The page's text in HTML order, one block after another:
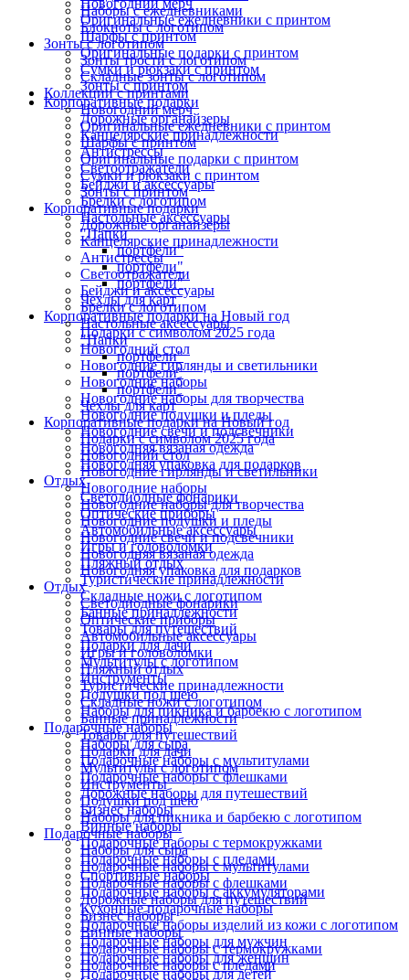
Оригинальные ежедневники с принтом
Шарфы с принтом
Оригинальные подарки с принтом
Сумки и рюкзаки с принтом
Зонты с принтом
Корпоративные подарки
Дорожные органайзеры
Канцелярские принадлежности
Антистрессы
Светоотражатели
Бейджи и аксессуары
Брелки с логотипом
Настольные аксессуары
"Папки
портфели"
портфели"
портфели"
Чехлы для карт
Корпоративные подарки на Новый год
Подарки с символом 2025 года
Новогодний стол
Новогодние гирлянды и светильники
Новогодние наборы
Новогодние наборы для творчества
Новогодние подушки и пледы
Новогодние свечи и подсвечники
Новогодняя вязаная одежда
Новогодняя упаковка для подарков
Отдых
Светодиодные фонарики
Оптические приборы
Автомобильные аксессуары
Игры и головоломки
Пляжный отдых
Туристические принадлежности
Складные ножи с логотипом
Банные принадлежности
Товары для путешествий
Подарки для дачи
Мультитулы с логотипом
Инструменты
Подушки под шею
Наборы для пикника и барбекю с логотипом
Подарочные наборы
Наборы для сыра
Подарочные наборы с мультитулами
Подарочные наборы с флешками
Дорожные наборы для путешествий
Бизнес наборы
Винные наборы
Подарочные наборы с термокружками
Подарочные наборы с пледами
Спортивные наборы
Подарочные наборы с аккумуляторами
Кухонные подарочные наборы
Подарочные наборы изделий из кожи с логотипом
Подарочные наборы для мужчин
Подарочные наборы для женщин
Подарочные наборы для детей
Наборы с ежедневниками
Блокноты с логотипом
Зонты с логотипом
Зонты трости с логотипом
Складные зонты с логотипом
Коллекции с принтами
Новогодний мерч
Оригинальные ежедневники с принтом
Шарфы с принтом
Оригинальные подарки с принтом
Сумки и рюкзаки с принтом
Зонты с принтом
Корпоративные подарки
Дорожные органайзеры
Канцелярские принадлежности
Антистрессы
Светоотражатели
Бейджи и аксессуары
Брелки с логотипом
Настольные аксессуары
"Папки
портфели"
портфели"
портфели"
Чехлы для карт
Корпоративные подарки на Новый год
Подарки с символом 2025 года
Новогодний стол
Новогодние гирлянды и светильники
Новогодние наборы
Новогодние наборы для творчества
Новогодние подушки и пледы
Новогодние свечи и подсвечники
Новогодняя вязаная одежда
Новогодняя упаковка для подарков
Отдых
Светодиодные фонарики
Оптические приборы
Автомобильные аксессуары
Игры и головоломки
Пляжный отдых
Туристические принадлежности
Складные ножи с логотипом
Банные принадлежности
Товары для путешествий
Подарки для дачи
Мультитулы с логотипом
Инструменты
Подушки под шею
Наборы для пикника и барбекю с логотипом
Подарочные наборы
Наборы для сыра
Подарочные наборы с мультитулами
Подарочные наборы с флешками
Дорожные наборы для путешествий
Бизнес наборы
Винные наборы
Подарочные наборы с термокружками
Подарочные наборы с пледами